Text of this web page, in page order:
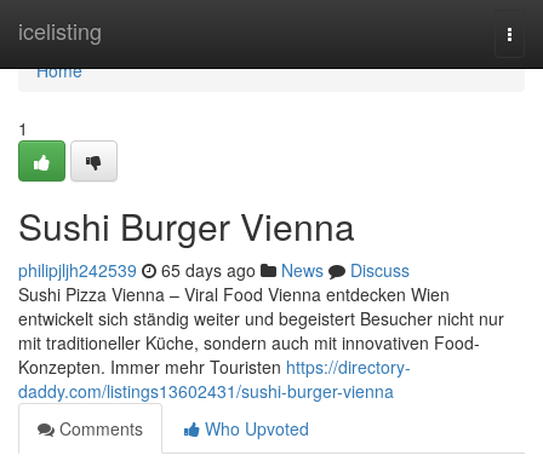
icelisting
Home
Home
1
Sushi Burger Vienna
philipjljh242539 65 days ago News
Discuss
Sushi Pizza Vienna – Viral Food Vienna entdecken Wien
entwickelt sich ständig weiter und begeistert Besucher nicht nur
mit traditioneller Küche, sondern auch mit innovativen Food-
Konzepten. Immer mehr Touristen https://directory-
daddy.com/listings13602431/sushi-burger-vienna
Comments
Who Upvoted